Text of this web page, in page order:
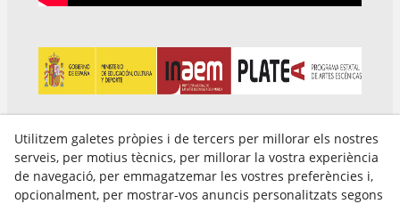
Utilitzem galetes pròpies i de tercers per millorar els nostres
serveis, per motius tècnics, per millorar la vostra experiència
de navegació, per emmagatzemar les vostres preferències i,
opcionalment, per mostrar-vos anuncis personalitzats segons